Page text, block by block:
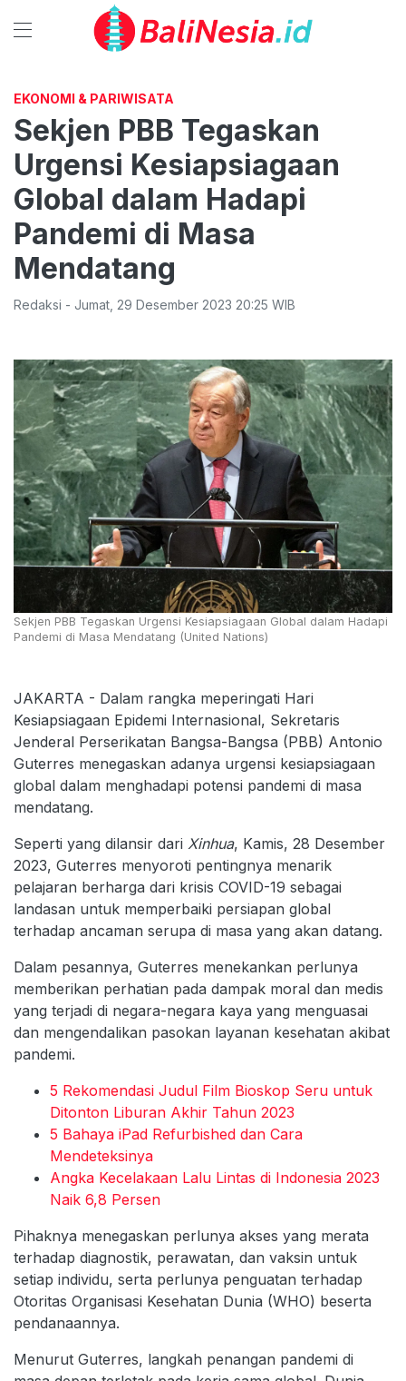
EKONOMI & PARIWISATA
Sekjen PBB Tegaskan
Urgensi Kesiapsiagaan
Global dalam Hadapi
Pandemi di Masa
Mendatang
Redaksi - Jumat 29 Desember 2023 20:25 WIB
Sekjen PBB Tegaskan Urgensi Kesiapsiagaan Global dalam Hadapi
Pandemi di Masa Mendatang (United Nations)
JAKARTA - Dalam rangka meperingati Hari
Kesiapsiagaan Epidemi Internasional, Sekretaris
Jenderal Perserikatan Bangsa-Bangsa (PBB) Antonio
Guterres menegaskan adanya urgensi kesiapsiagaan
global dalam menghadapi potensi pandemi di masa
mendatang.
Seperti yang dilansir dari Xinhua, Kamis, 28 Desember
2023, Guterres menyoroti pentingnya menarik
pelajaran berharga dari krisis COVID-19 sebagai
landasan untuk memperbaiki persiapan global
terhadap ancaman serupa di masa yang akan datang.
Dalam pesannya, Guterres menekankan perlunya
memberikan perhatian pada dampak moral dan medis
yang terjadi di negara-negara kaya yang menguasai
dan mengendalikan pasokan layanan kesehatan akibat
pandemi.
5 Rekomendasi Judul Film Bioskop Seru untuk
Ditonton Liburan Akhir Tahun 2023
5 Bahaya iPad Refurbished dan Cara
Mendeteksinya
Angka Kecelakaan Lalu Lintas di Indonesia 2023
Naik 6,8 Persen
Pihaknya menegaskan perlunya akses yang merata
terhadap diagnostik, perawatan, dan vaksin untuk
setiap individu, serta perlunya penguatan terhadap
Otoritas Organisasi Kesehatan Dunia (WHO) beserta
pendanaannya.
Menurut Guterres, langkah penangan pandemi di